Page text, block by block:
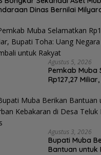
Dinas Bernilai
Agustus 5, 2026
Pemkab Muba
Rp127,27
Kembali untuk
Agustus 3, 2026
Bupati Muba
Bantuan untuk